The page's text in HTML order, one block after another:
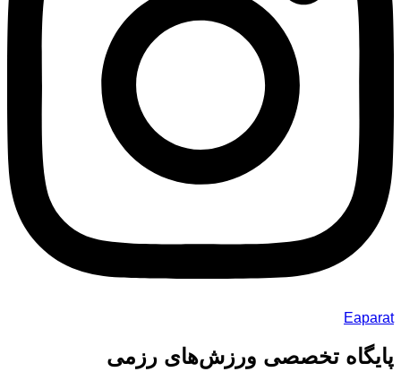
Eaparat
پایگاه تخصصی ورزش‌های رزمی